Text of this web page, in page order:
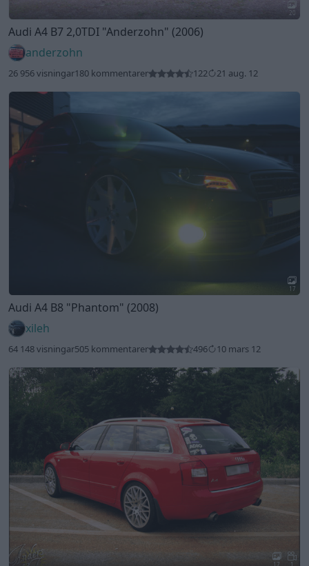
20
Audi A4 B7 2,0TDI "Anderzohn" (2006)
anderzohn
26 956 visningar180 kommentarer 122 21 aug. 12
17
Audi A4 B8 "Phantom" (2008)
xileh
64 148 visningar505 kommentarer 496 10 mars 12
17 1